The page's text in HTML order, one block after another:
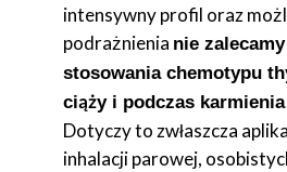
intensywny profil oraz
podrażnienia nie
stosowania chemotypu
ciąży i podczas
Dotyczy to zwłaszcza
inhalacji parowej,